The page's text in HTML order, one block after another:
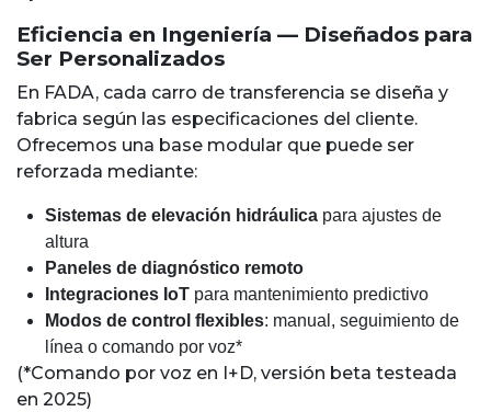
Eficiencia en Ingeniería — Diseñados para
Ser Personalizados
En FADA, cada carro de transferencia se diseña y
fabrica según las especificaciones del cliente.
Ofrecemos una base modular que puede ser
reforzada mediante:
Sistemas de elevación hidráulica para ajustes de
altura
Paneles de diagnóstico remoto
Integraciones IoT para mantenimiento predictivo
Modos de control flexibles: manual, seguimiento de
línea o comando por voz*
(*Comando por voz en I+D, versión beta testeada
en 2025)